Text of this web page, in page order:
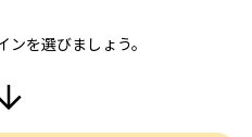
を選びましょう。